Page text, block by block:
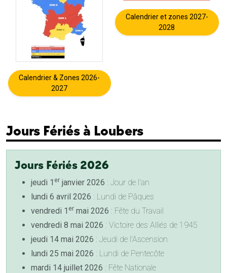
Calendrier & Zones 2026-
2027
Calendrier et zones 2027-
2028
Jours Fériés à Loubers
Jours Fériés 2026
jeudi 1 er janvier 2026 : Jour de l'an
lundi 6 avril 2026 : Lundi de Pâques
vendredi 1 er mai 2026 : Fête du Travail
vendredi 8 mai 2026 : Victoire des Alliés de 1945
jeudi 14 mai 2026 : Jeudi de l'Ascension
lundi 25 mai 2026 : Lundi de Pentecôte
mardi 14 juillet 2026 : Fête Nationale